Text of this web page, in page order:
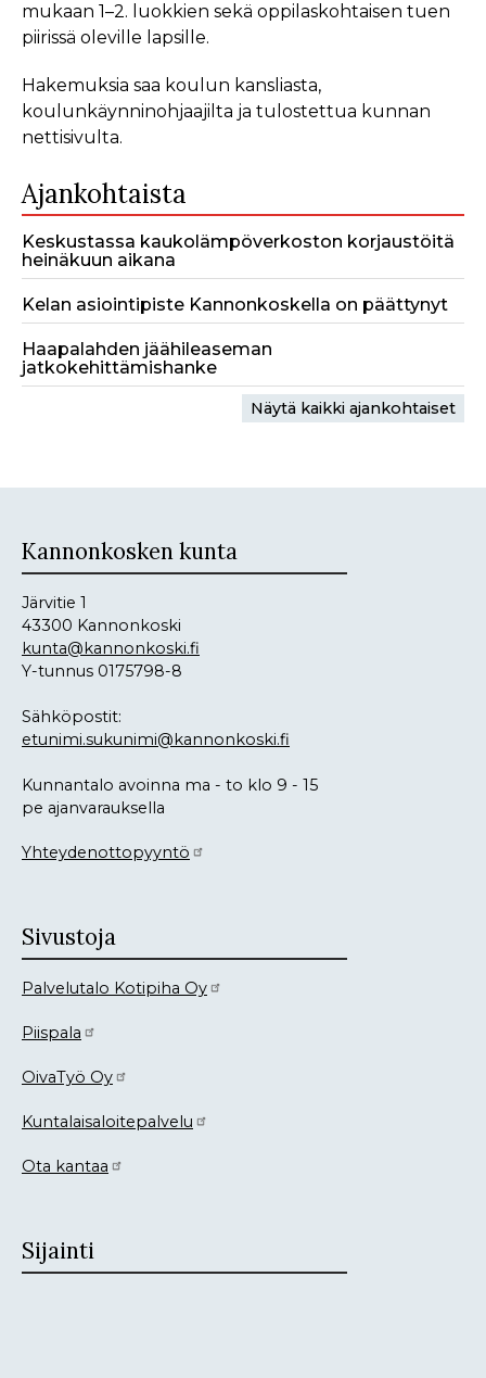
mukaan 1–2. luokkien sekä oppilaskohtaisen tuen
piirissä oleville lapsille.
Hakemuksia saa koulun kansliasta,
koulunkäynninohjaajilta ja tulostettua kunnan
nettisivulta.
Ajankohtaista
Keskustassa kaukolämpöverkoston korjaustöitä
heinäkuun aikana
Kelan asiointipiste Kannonkoskella on päättynyt
Haapalahden jäähileaseman
jatkokehittämishanke
Näytä kaikki ajankohtaiset
Kannonkosken kunta
Järvitie 1
43300 Kannonkoski
kunta@kannonkoski.fi
Y-tunnus 0175798-8
Sähköpostit:
etunimi.sukunimi@kannonkoski.fi
Kunnantalo avoinna ma - to klo 9 - 15
pe ajanvarauksella
Yhteydenottopyyntö
Sivustoja
Palvelutalo Kotipiha Oy
Piispala
OivaTyö Oy
Kuntalaisaloitepalvelu
Ota kantaa
Sijainti